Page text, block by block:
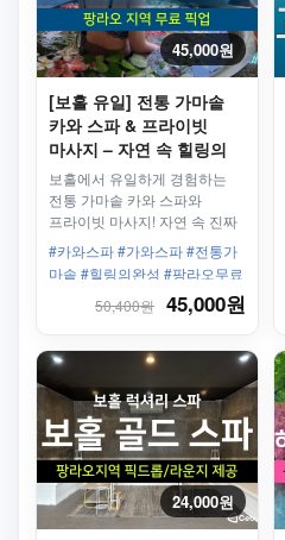
45,000원
[보홀 유일] 전통 가마솥
카와 스파 & 프라이빗
마사지 – 자연 속 힐링의
완성
보홀에서 유일하게 경험하는
전통 가마솥 카와 스파와
프라이빗 마사지! 자연 속 진짜
힐링을 누려보세요.
#카와스파 #가와스파 #전통가
마솥 #힐링의완성 #팡라오무료
50,400원 45,000원
24,000원